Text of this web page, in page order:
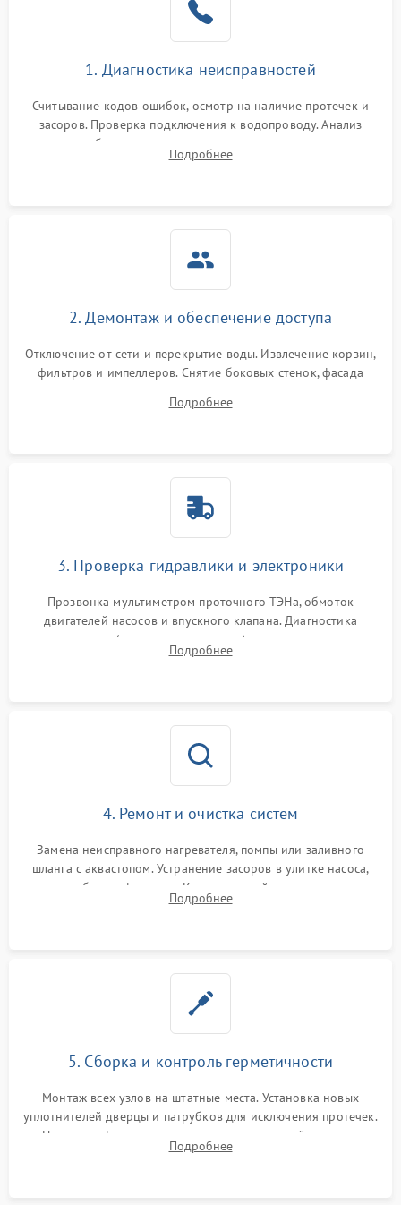
Проблемы с1. Диагностика неисправностей
Считывание кодов ошибок, осмотр на наличие протечек и
засоров. Проверка подключения к водопроводу. Анализ
жалоб на отсутствие слива, нагрева, вращения
разбрызгивателей или срабатывание системы защиты
Подробнее
2. Демонтаж и обеспечение доступа
Отключение от сети и перекрытие воды. Извлечение корзин,
фильтров и импеллеров. Снятие боковых стенок, фасада
циркуляционному насосу, ТЭНу и сливной помпе.
Подробнее
3. Проверка гидравлики и электроники
Прозвонка мультиметром проточного ТЭНа, обмоток
двигателей насосов и впускного клапана. Диагностика
прессостата (датчика уровня воды), датчика мутности,
концевика дверцы и электронного модуля управления.
Подробнее
4. Ремонт и очистка систем
Замена неисправного нагревателя, помпы или заливного
шланга с аквастопом. Устранение засоров в улитке насоса,
патрубках и фильтрах. Компонентный ремонт платы
управления, восстановление поврежденной проводки.
Подробнее
5. Сборка и контроль герметичности
Монтаж всех узлов на штатные места. Установка новых
уплотнителей дверцы и патрубков для исключения протечек.
Надежная фиксация хомутов гидравлической системы,
сборка корпуса и установка датчика поплавка.
Подробнее